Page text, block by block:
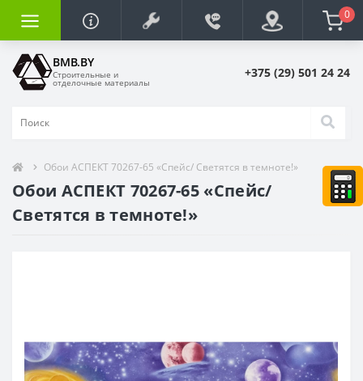
0
BMB.BY
Строительные и
отделочные материалы
+375 (29) 501 24 24
Обои АСПЕКТ 70267-65 «Спейс/ Светятся в темноте!»
Обои АСПЕКТ 70267-65 «Спейс/
Светятся в темноте!»